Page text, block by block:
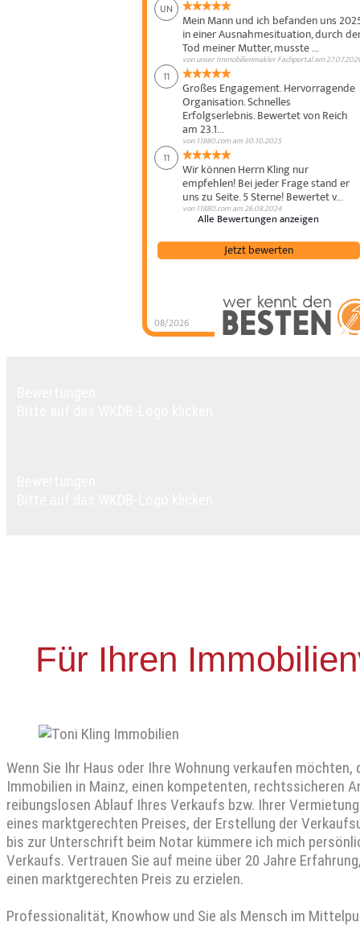
08/2026
UN
Mein Mann und ich befanden uns
in einer Ausnahmesituation, durch
Tod meiner Mutter, musste ...
vonunser Immobilienmakler Fachportalam
11
Großes Engagement. Hervorragende
Organisation. Schnelles
Erfolgserlebnis. Bewertet von Reich
am 23.1...
von11880.comam30.10.2025
11
Wir können Herrn Kling nur
empfehlen! Bei jeder Frage stand er
uns zu Seite. 5 Sterne! Bewertet v...
von11880.comam26.08.2024
Alle Bewertungen anzeigen
Jetzt bewerten
Toni Kling
hat4.78 von 5
Für Ihren
Wenn Sie Ihr Haus oder Ihre Wohnung verkaufen
Immobilien in Mainz, einen kompetenten, rechtssicheren
reibungslosen Ablauf Ihres Verkaufs bzw. Ihrer
eines marktgerechten Preises, der Erstellung der
bis zur Unterschrift beim Notar kümmere ich mich
Verkaufs. Vertrauen Sie auf meine über 20 Jahre
einen marktgerechten Preis zu erzielen.
Professionalität, Knowhow und Sie als Mensch im